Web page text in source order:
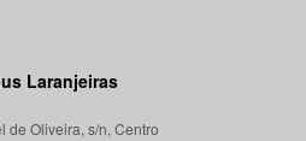
Laranjeiras
de Oliveira, s/n, Centro